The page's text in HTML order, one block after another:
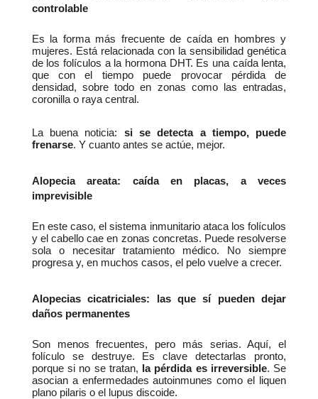
controlable
Es la forma más frecuente de caída en hombres y
mujeres. Está relacionada con la sensibilidad genética
de los folículos a la hormona DHT. Es una caída lenta,
que con el tiempo puede provocar pérdida de
densidad, sobre todo en zonas como las entradas,
coronilla o raya central.
La buena noticia: si se detecta a tiempo, puede
frenarse. Y cuanto antes se actúe, mejor.
Alopecia areata: caída en placas, a veces
imprevisible
En este caso, el sistema inmunitario ataca los folículos
y el cabello cae en zonas concretas. Puede resolverse
sola o necesitar tratamiento médico. No siempre
progresa y, en muchos casos, el pelo vuelve a crecer.
Alopecias cicatriciales: las que sí pueden dejar
daños permanentes
Son menos frecuentes, pero más serias. Aquí, el
folículo se destruye. Es clave detectarlas pronto,
porque si no se tratan,
la pérdida es irreversible. Se
asocian a enfermedades autoinmunes como el liquen
plano pilaris o el lupus discoide.